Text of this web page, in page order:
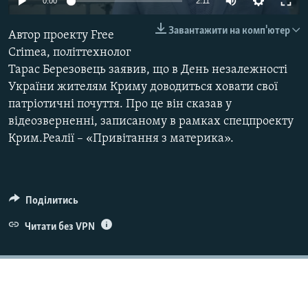
ВІДЕОУРОКИ «ELIFBE»
СВІДЧЕННЯ ОКУПАЦІЇ
УКРАЇНСЬКА ПРОБЛЕМА КРИМУ
ІНФОГРАФІКА
Qırımtatar
ДОЛУЧАЙСЯ!
Завантажити на комп'ютер
Автор проекту Free
Crimea, політтехнолог
Тарас Березовець заявив, що в День незалежності
України жителям Криму доводиться ховати свої
патріотичні почуття. Про це він сказав у
відеозверненні, записаному в рамках спецпроекту
Крим.Реалії – «Привітання з материка».
Поділитись
Читати без VPN